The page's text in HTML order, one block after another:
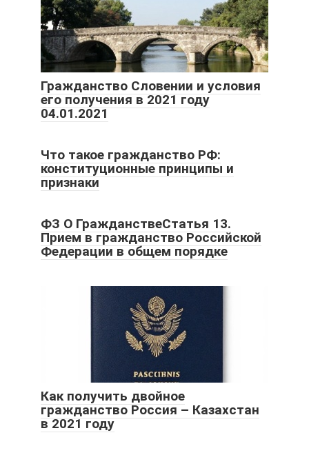
Гражданство Словении и условия
его получения в 2021 году
04.01.2021
Что такое гражданство РФ:
конституционные принципы и
признаки
ФЗ О ГражданствеСтатья 13.
Прием в гражданство Российской
Федерации в общем порядке
Как получить двойное
гражданство Россия – Казахстан
в 2021 году